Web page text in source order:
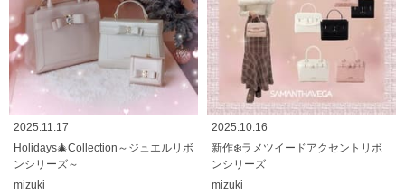
2025.11.17
Holidays🎄Collection～ジュエルリボ
ンシリーズ～
mizuki
2025.10.16
新作❄️ラメツイードアクセントリボ
ンシリーズ
mizuki